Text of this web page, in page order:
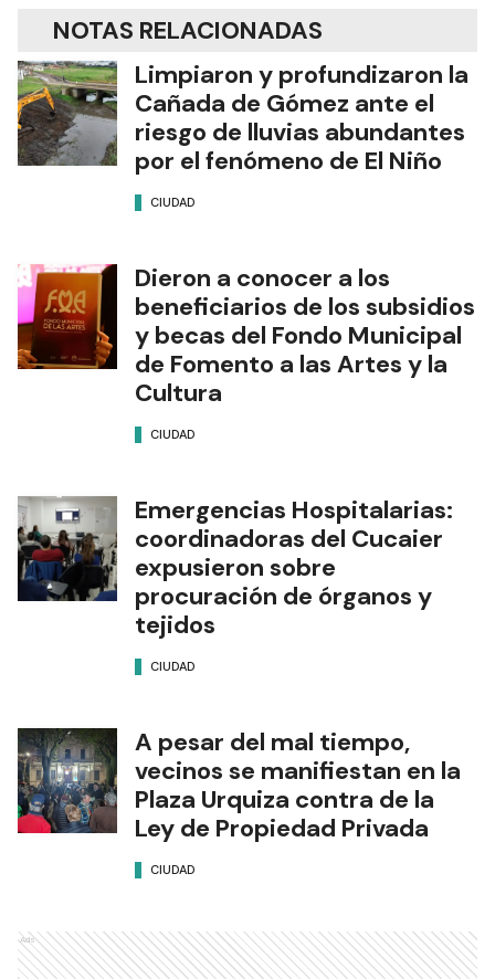
NOTAS RELACIONADAS
Limpiaron y profundizaron la
Cañada de Gómez ante el
riesgo de lluvias abundantes
por el fenómeno de El Niño
CIUDAD
Dieron a conocer a los
beneficiarios de los subsidios
y becas del Fondo Municipal
de Fomento a las Artes y la
Cultura
CIUDAD
Emergencias Hospitalarias:
coordinadoras del Cucaier
expusieron sobre
procuración de órganos y
tejidos
CIUDAD
A pesar del mal tiempo,
vecinos se manifiestan en la
Plaza Urquiza contra de la
Ley de Propiedad Privada
CIUDAD
Ads